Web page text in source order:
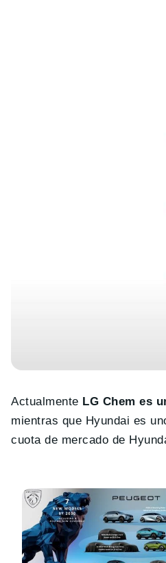
Actualmente LG Chem es
mientras que Hyundai es
cuota de mercado de